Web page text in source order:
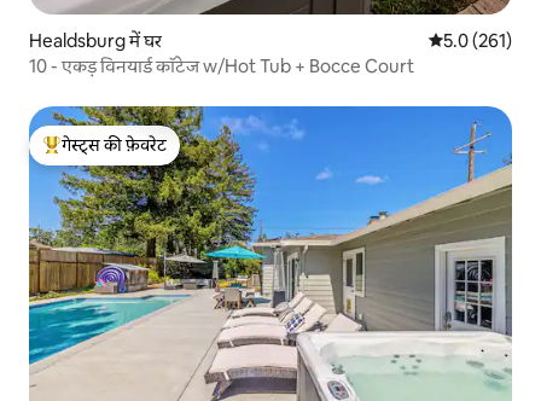
Healdsburg में घर औसत रेटिंग 5 में
5.0 (261)
10 - एकड़ विनयार्ड कॉटेज w/Hot Tub + Bocce Court
गेस्ट्स का टॉप फ़ेवरेट
गेस्ट्स की फ़ेवरेट